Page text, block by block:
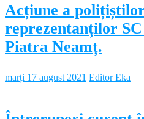
Acțiune a
reprezentanților
Piatra Neamț.
marți 17 august 2021 Editor Eka